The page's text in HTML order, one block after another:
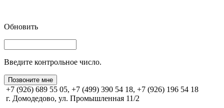
Обновить
Введите контрольное число.
Позвоните мне
+7 (926) 689 55 05, +7 (499) 390 54 18, +7 (926) 196 54 18
г. Домодедово, ул. Промышленная 11/2